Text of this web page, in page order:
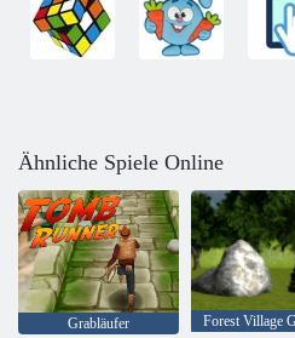
Ähnliche Spiele Online
Grabläufer